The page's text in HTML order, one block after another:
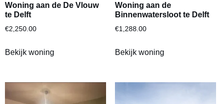
Woning aan de De Vlouw
te Delft
€2,250.00
Bekijk woning
Woning aan de
Binnenwatersloot te Delft
€1,288.00
Bekijk woning